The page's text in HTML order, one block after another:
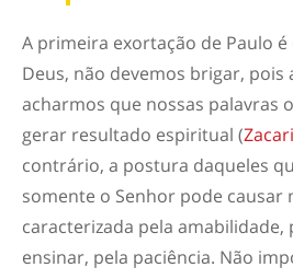
A primeira exortação de Paulo
Deus, não devemos brigar, pois
acharmos que nossas palavras
gerar resultado espiritual (
contrário, a postura daqueles
somente o Senhor pode causar
caracterizada pela amabilidade,
ensinar, pela paciência. Não